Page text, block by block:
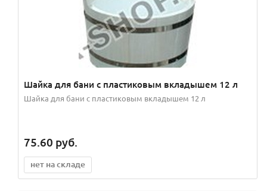
Шайка для бани с пластиковым вкладышем 12 л
Шайка для бани с пластиковым вкладышем 12 л
75.60 руб.
нет на складе